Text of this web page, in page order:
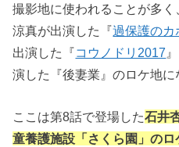
撮影地に使われることが多
涼真が出演した『過保護のカ
出演した『コウノドリ2017
演した『後妻業』のロケ地に
ここは第8話で登場した石井
童養護施設「さくら園」のロ